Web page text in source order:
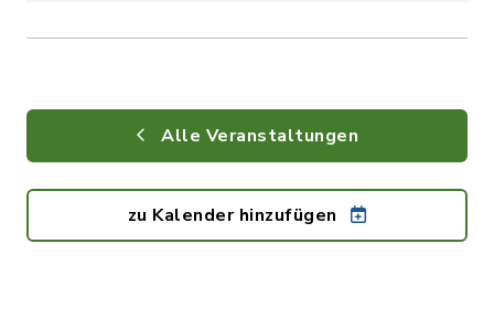
Alle Veranstaltungen
zu Kalender hinzufügen